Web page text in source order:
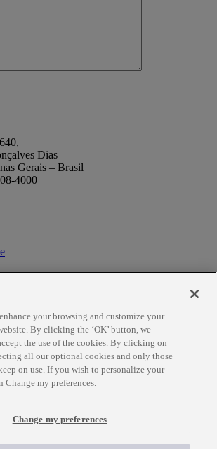
Dias
Gerais – Brasil
4000
fechado para obras de renovação.
your browsing and customize your
By clicking the ‘OK’ button, we
the use of the cookies. By clicking on
all our optional cookies and only those
on use. If you wish to personalize your
Change my preferences.
Change my preferences